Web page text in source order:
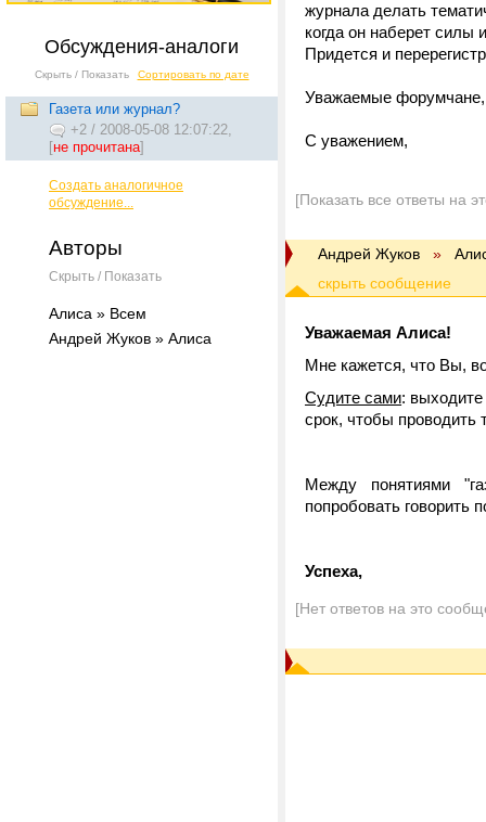
Обсуждения-аналоги
Скрыть / Показать Сортировать по дате
Газета или журнал?
+2 / 2008-05-08 12:07:22,
[не прочитана]
Создать аналогичное
обсуждение...
Авторы
Скрыть / Показать
Алиса » Всем
Андрей Жуков » Алиса
журнала делать
когда он наберет силы
Придется и
Уважаемые форумчане,
С уважением,
[Показать все ответы на
Андрей Жуков »
Уважаемая Алиса!
Мне кажется, что Вы,
Судите сами:
срок, чтобы проводить
Между понятиями
попробовать говорить
Успеха,
[Нет ответов на это